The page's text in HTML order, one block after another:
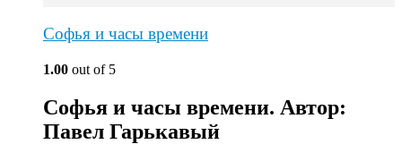
Софья и часы времени
1.00 out of 5
Софья и часы времени. Автор:
Павел Гарькавый